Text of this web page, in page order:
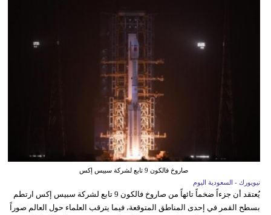
صاروخ فالكون 9 تابع لشركة سبيس إكس
نيويورك - السعودية اليوم
يُعتقد أن جزءاً ضخماً تائهاً من صاروخ فالكون 9 تابع لشركة سبيس إكس ارتطم
بسطح القمر في إحدى المناطق المتوقعة، فيما يترقب العلماء حول العالم صوراً